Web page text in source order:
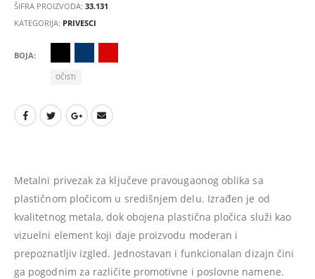
ŠIFRA PROIZVODA: 33.131
KATEGORIJA: PRIVESCI
BOJA
OČISTI
Metalni privezak za ključeve pravougaonog oblika sa
plastičnom pločicom u središnjem delu. Izrađen je od
kvalitetnog metala, dok obojena plastična pločica služi kao
vizuelni element koji daje proizvodu moderan i
prepoznatljiv izgled. Jednostavan i funkcionalan dizajn čini
ga pogodnim za različite promotivne i poslovne namene.